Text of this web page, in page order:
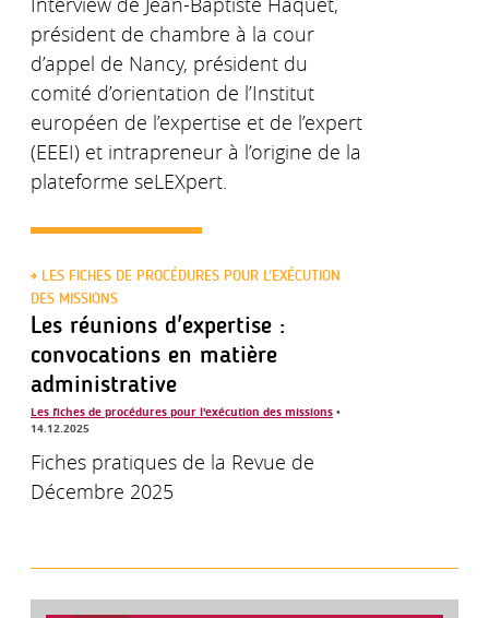
président de chambre à la cour
d’appel de Nancy, président du
comité d’orientation de l’Institut
européen de l’expertise et de l’expert
(EEEI) et intrapreneur à l’origine de la
plateforme seLEXpert.
LES FICHES DE PROCÉDURES POUR L'EXÉCUTION
DES MISSIONS
Les réunions d'expertise :
convocations en matière
administrative
Les fiches de procédures pour l'exécution des missions •
14.12.2025
Fiches pratiques de la Revue de
Décembre 2025